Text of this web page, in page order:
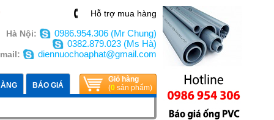
Hỗ trợ mua hàng
Hà Nội:
0986.954.306 (Mr Chung)
0382.879.023 (Ms Hà)
diennuochoaphat@gmail.com
BÁO GIÁ
Giỏ hàng
(0 sản phẩm)